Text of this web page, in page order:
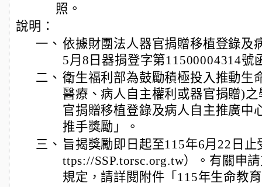
照。
說明：
一、 依據財團法人器官捐贈移植登錄及
5月8日器捐登字第11500004314號
二、 衛生福利部為鼓勵積極投入推動生
醫療、病人自主權利或器官捐贈)
官捐贈移植登錄及病人自主推廣中
推手獎勵」。
三、 旨揭獎勵即日起至115年6月22日
ttps://SSP.torsc.org.tw）。有關申
規定，請詳閱附件「115年生命教